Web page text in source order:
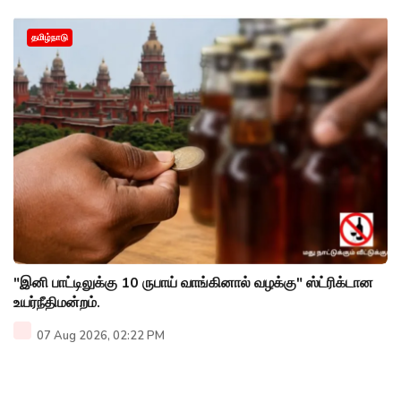
தமிழ்நாடு
"இனி பாட்டிலுக்கு 10 ருபாய் வாங்கினால் வழக்கு" ஸ்ட்ரிக்டான
உயர்நீதிமன்றம்.
07 Aug 2026, 02:22 PM